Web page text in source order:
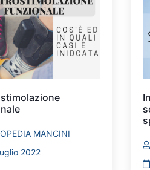
MANCINI
2022